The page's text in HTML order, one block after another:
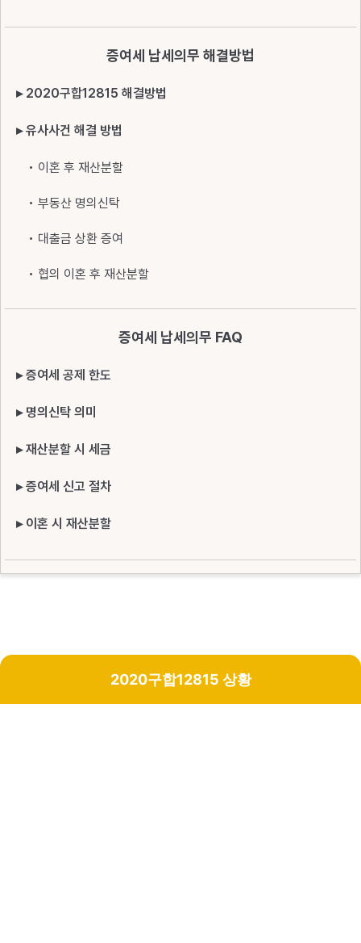
증여세 납세의무 해결방법
▸ 2020구합12815 해결방법
▸ 유사사건 해결 방법
• 이혼 후 재산분할
• 부동산 명의신탁
• 대출금 상환 증여
• 협의 이혼 후 재산분할
증여세 납세의무 FAQ
▸ 증여세 공제 한도
▸ 명의신탁 의미
▸ 재산분할 시 세금
▸ 증여세 신고 절차
▸ 이혼 시 재산분할
2020구합12815 상황